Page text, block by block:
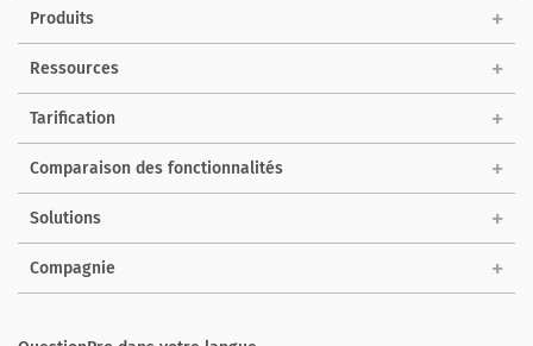
Produits
Ressources
Tarification
Comparaison des fonctionnalités
Solutions
Compagnie